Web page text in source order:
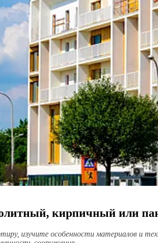
кирпичный или
изучите особенности материалов и